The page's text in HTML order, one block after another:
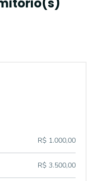
R$ 1.000,00
R$ 3.500,00